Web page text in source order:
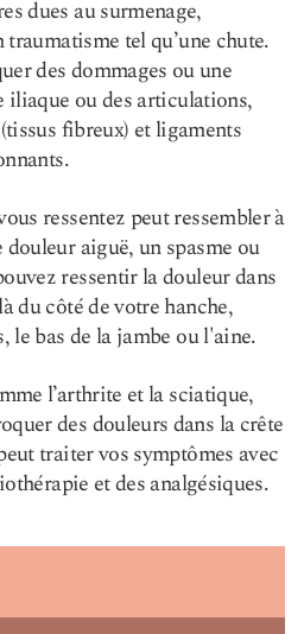
dues au surmenage,
traumatisme tel qu’une chute.
des dommages ou une
ou des articulations,
fibreux) et ligaments
ressentez peut ressembler à
aiguë, un spasme ou
ressentir la douleur dans
du côté de votre hanche,
le bas de la jambe ou l'aine.
l’arthrite et la sciatique,
des douleurs dans la crête
traiter vos symptômes avec
et des analgésiques.